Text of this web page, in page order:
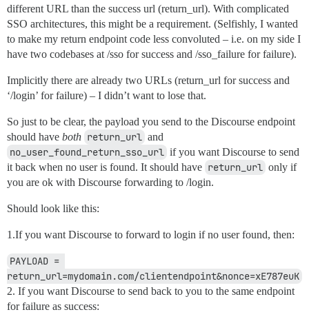
different URL than the success url (return_url). With complicated
SSO architectures, this might be a requirement. (Selfishly, I wanted
to make my return endpoint code less convoluted – i.e. on my side I
have two codebases at /sso for success and /sso_failure for failure).
Implicitly there are already two URLs (return_url for success and
‘/login’ for failure) – I didn’t want to lose that.
So just to be clear, the payload you send to the Discourse endpoint
should have both return_url and
no_user_found_return_sso_url if you want Discourse to send
it back when no user is found. It should have return_url only if
you are ok with Discourse forwarding to /login.
Should look like this:
1.If you want Discourse to forward to login if no user found, then:
PAYLOAD =
return_url=mydomain.com/clientendpoint&nonce=xE787euK
2. If you want Discourse to send back to you to the same endpoint
for failure as success: